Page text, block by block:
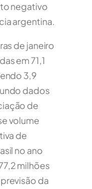
negativo
argentina.
de janeiro
em 71,1
3,9
dados
de
volume
de
no ano
milhões
da